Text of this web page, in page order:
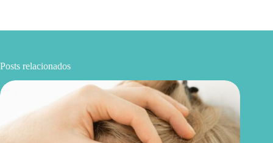
Posts relacionados